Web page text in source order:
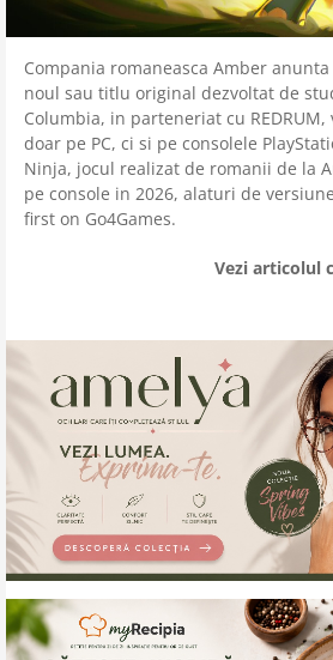
Compania romaneasca Amber
noul sau titlu original dezvoltat de
Columbia, in parteneriat cu
doar pe PC, ci si pe consolele
Ninja, jocul realizat de romanii de la
pe console in 2026, alaturi de
first on Go4Games.
Vezi articolul